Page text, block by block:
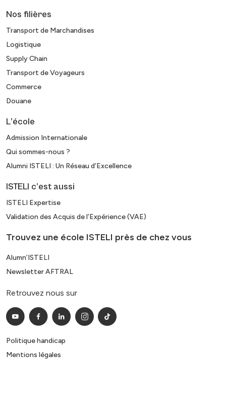
Nos filières
Transport de Marchandises
Logistique
Supply Chain
Transport de Voyageurs
Commerce
Douane
L’école
Admission Internationale
Qui sommes-nous ?
Alumni ISTELI : Un Réseau d’Excellence
ISTELI c’est aussi
ISTELI Expertise
Validation des Acquis de l’Expérience (VAE)
Trouvez une école ISTELI près de chez vous
Alumn’ISTELI
Newsletter AFTRAL
Retrouvez nous sur
Politique handicap
Mentions légales